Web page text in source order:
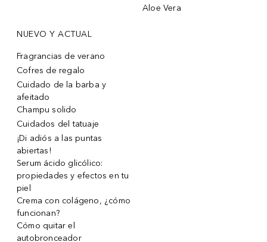
Aloe Vera
NUEVO Y ACTUAL
Fragrancias de verano
Cofres de regalo
Cuidado de la barba y
afeitado
Champu solido
Cuidados del tatuaje
¡Di adiós a las puntas
abiertas!
Serum ácido glicólico:
propiedades y efectos en tu
piel
Crema con colágeno, ¿cómo
funcionan?
Cómo quitar el
autobronceador